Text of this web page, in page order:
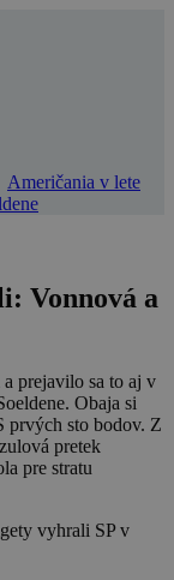
Američania v lete
Vonnová a
prejavilo sa to aj v
Obaja si
prvých sto bodov. Z
pretek
pre stratu